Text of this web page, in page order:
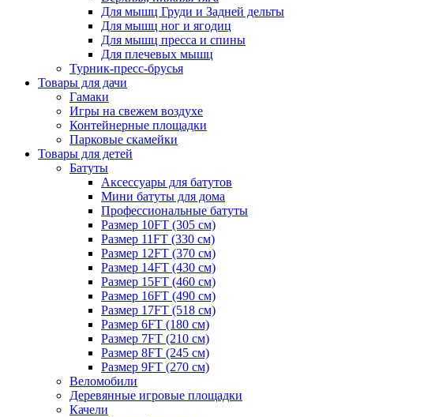
Для мышц Груди и Задней дельты
Для мышц ног и ягодиц
Для мышц пресса и спины
Для плечевых мышц
Турник-пресс-брусья
Товары для дачи
Гамаки
Игры на свежем воздухе
Контейнерные площадки
Парковые скамейки
Товары для детей
Батуты
Аксессуары для батутов
Мини батуты для дома
Профессиональные батуты
Размер 10FT (305 см)
Размер 11FT (330 см)
Размер 12FT (370 см)
Размер 14FT (430 см)
Размер 15FT (460 см)
Размер 16FT (490 см)
Размер 17FT (518 см)
Размер 6FT (180 см)
Размер 7FT (210 см)
Размер 8FT (245 см)
Размер 9FT (270 см)
Веломобили
Деревянные игровые площадки
Качели